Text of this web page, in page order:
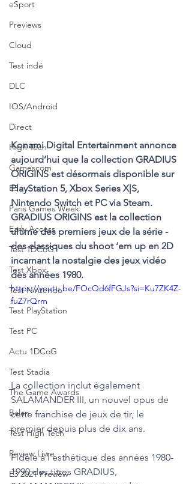
eSport
Previews
Cloud
Test indé
DLC
IOS/Android
Direct
High Tech
Gamescom
E3
Paris Games Week
Early Access
Test 1DCoG
Test Xbox
Test Nintendo
Test PlayStation
Test PC
Actu 1DCoG
Test Stadia
The Game Awards
Balan
Test High Tech
Review Livre
E3 2021 Preview
Konami Digital Entertainment annonce
aujourd’hui que la collection GRADIUS
ORIGINS est désormais disponible sur
PlayStation 5, Xbox Series X|S,
Nintendo Switch et PC via Steam.
GRADIUS ORIGINS est la collection
ultime des premiers jeux de la série -
des classiques du shoot ‘em up en 2D
incarnant la nostalgie des jeux vidéo
des années 1980.
https://youtu.be/FOcQd6fFGJs?si=Ku7ZK4Z-
fuZ7rQrm
La collection inclut également
SALAMANDER III, un nouvel opus de
cette franchise de jeux de tir, le
premier depuis plus de dix ans.
Fidèle à l’esthétique des années 1980-
1990 des titres GRADIUS,